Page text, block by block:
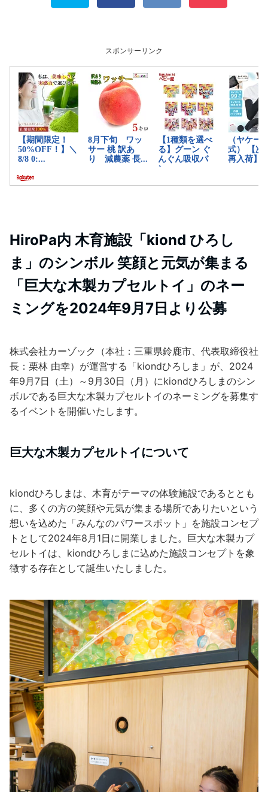
スポンサーリンク
HiroPa内 木育施設「kiond ひろし
ま」のシンボル 笑顔と元気が集まる
「巨大な木製カプセルトイ」のネー
ミングを2024年9月7日より公募
株式会社カーゾック（本社：三重県鈴鹿市、代表取締役社
長：栗林 由幸）が運営する「kiondひろしま」が、2024
年9月7日（土）～9月30日（月）にkiondひろしまのシン
ボルである巨大な木製カプセルトイのネーミングを募集す
るイベントを開催いたします。
巨大な木製カプセルトイについて
kiondひろしまは、木育がテーマの体験施設であるととも
に、多くの方の笑顔や元気が集まる場所でありたいという
想いを込めた「みんなのパワースポット」を施設コンセプ
トとして2024年8月1日に開業しました。巨大な木製カプ
セルトイは、kiondひろしまに込めた施設コンセプトを象
徴する存在として誕生いたしました。